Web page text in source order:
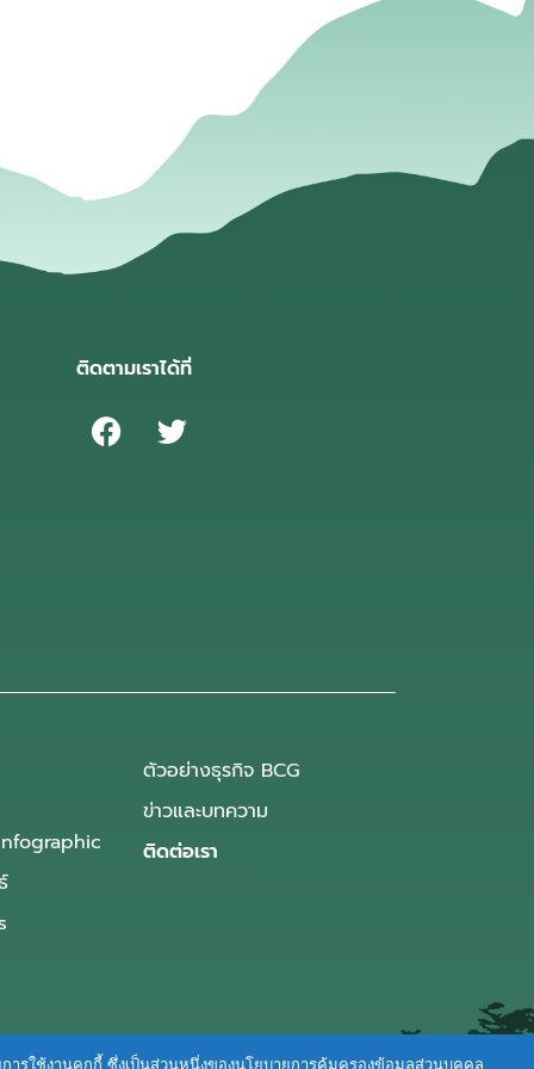
ติดตามเราได้ที่
ตัวอย่างธุรกิจ BCG
ข่าวและบทความ
ติดต่อเรา
ารใช้งานคุกกี้ ซึ่งเป็นส่วนหนึ่งของนโยบายการคุ้มครองข้อมูลส่วนบุคคล